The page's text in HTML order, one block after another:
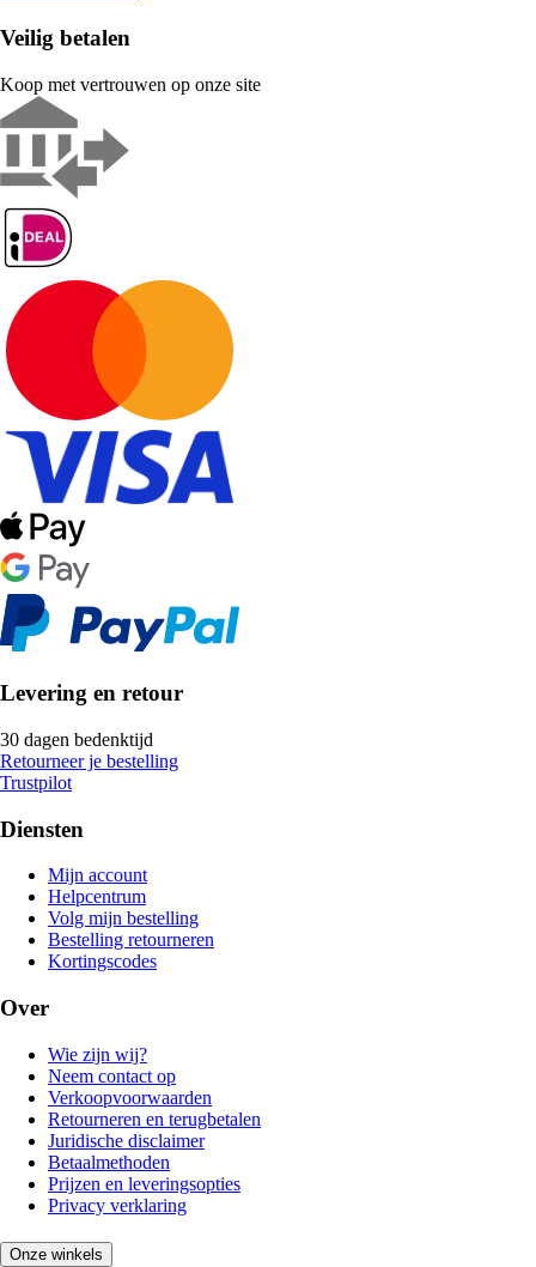
Veilig betalen
Koop met vertrouwen op onze site
Levering en retour
30 dagen bedenktijd
Retourneer je bestelling
Trustpilot
Diensten
Mijn account
Helpcentrum
Volg mijn bestelling
Bestelling retourneren
Kortingscodes
Over
Wie zijn wij?
Neem contact op
Verkoopvoorwaarden
Retourneren en terugbetalen
Juridische disclaimer
Betaalmethoden
Prijzen en leveringsopties
Privacy verklaring
Onze winkels